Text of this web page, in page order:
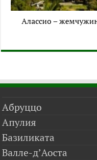
Алассио –
Абруццо
Апулия
Базиликата
Валле-д’Аоста